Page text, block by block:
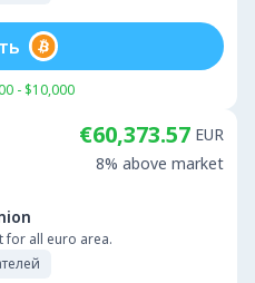
- $10,000
for all euro area.
€60,373.57 EUR
8% above market